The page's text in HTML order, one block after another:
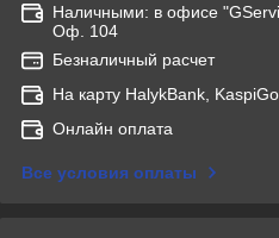
Наличными: в офисе
Оф. 104
Безналичный расчет
На карту HalykBank,
Онлайн оплата
Все условия оплаты